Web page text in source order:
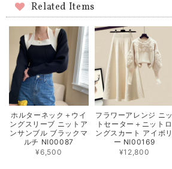
Related Items
ホルターネック＋ウイ
ングスリーブ ニットア
ンサンブル ブラックマ
ルチ NI00087
¥6,500
フラワーアレンジ ニッ
トセーター＋ニットロ
ングスカート アイボリ
ー NI00169
¥12,800